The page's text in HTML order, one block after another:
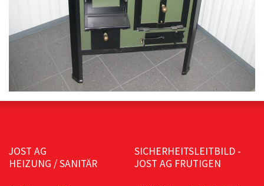
JOST AG
HEIZUNG / SANITÄR
SICHERHEITSLEITBILD -
JOST AG FRUTIGEN